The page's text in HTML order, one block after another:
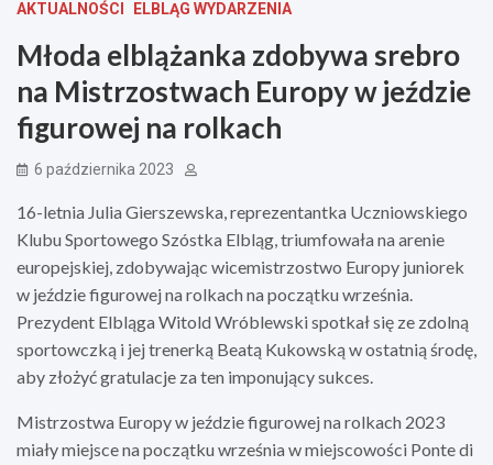
AKTUALNOŚCI ELBLĄG WYDARZENIA
Młoda elblążanka zdobywa srebro
na Mistrzostwach Europy w jeździe
figurowej na rolkach
6 października 2023
16-letnia Julia Gierszewska, reprezentantka Uczniowskiego
Klubu Sportowego Szóstka Elbląg, triumfowała na arenie
europejskiej, zdobywając wicemistrzostwo Europy juniorek
w jeździe figurowej na rolkach na początku września.
Prezydent Elbląga Witold Wróblewski spotkał się ze zdolną
sportowczką i jej trenerką Beatą Kukowską w ostatnią środę,
aby złożyć gratulacje za ten imponujący sukces.
Mistrzostwa Europy w jeździe figurowej na rolkach 2023
miały miejsce na początku września w miejscowości Ponte di